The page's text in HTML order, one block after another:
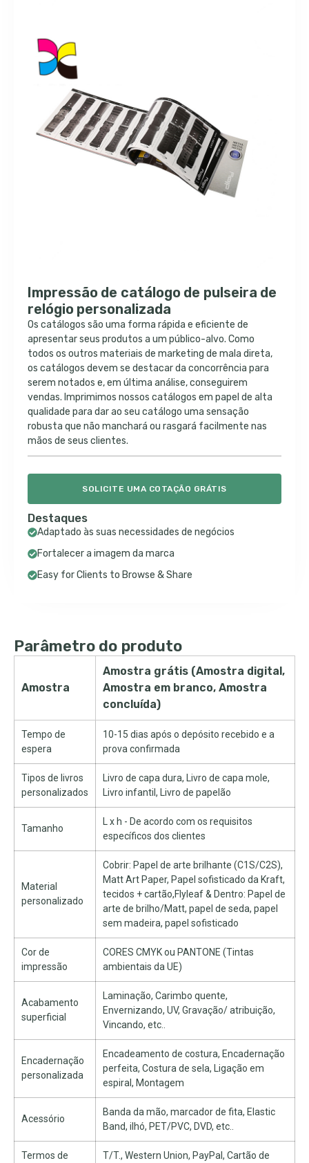
Impressão de catálogo de pulseira de
relógio personalizada
Os catálogos são uma forma rápida e eficiente de
apresentar seus produtos a um público-alvo. Como
todos os outros materiais de marketing de mala direta,
os catálogos devem se destacar da concorrência para
serem notados e, em última análise, conseguirem
vendas. Imprimimos nossos catálogos em papel de alta
qualidade para dar ao seu catálogo uma sensação
robusta que não manchará ou rasgará facilmente nas
mãos de seus clientes.
SOLICITE UMA COTAÇÃO GRÁTIS
Destaques
Adaptado às suas necessidades de negócios
Fortalecer a imagem da marca
Easy for Clients to Browse & Share
Parâmetro do produto
Amostra
Amostra grátis (Amostra digital,
Amostra em branco, Amostra
concluída)
Tempo de
espera
10-15 dias após o depósito recebido e a
prova confirmada
Tipos de livros
personalizados
Livro de capa dura, Livro de capa mole,
Livro infantil, Livro de papelão
Tamanho
L x h - De acordo com os requisitos
específicos dos clientes
Material
personalizado
Cobrir: Papel de arte brilhante (C1S/C2S),
Matt Art Paper, Papel sofisticado da Kraft,
tecidos + cartão,Flyleaf & Dentro: Papel de
arte de brilho/Matt, papel de seda, papel
sem madeira, papel sofisticado
Cor de
impressão
CORES CMYK ou PANTONE (Tintas
ambientais da UE)
Acabamento
superficial
Laminação, Carimbo quente,
Envernizando, UV, Gravação/ atribuição,
Vincando, etc..
Encadernação
personalizada
Encadeamento de costura, Encadernação
perfeita, Costura de sela, Ligação em
espiral, Montagem
Acessório
Banda da mão, marcador de fita, Elastic
Band, ilhó, PET/PVC, DVD, etc..
Termos de
T/T., Western Union, PayPal, Cartão de